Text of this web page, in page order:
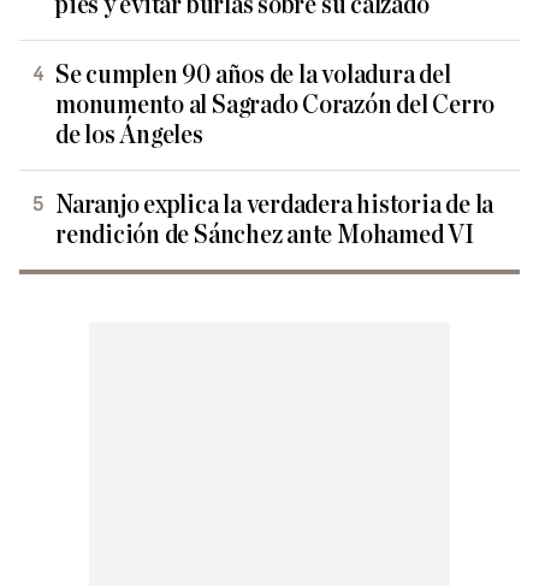
Se cumplen 90 años de la voladura del
monumento al Sagrado Corazón del Cerro
de los Ángeles
Naranjo explica la verdadera historia de la
rendición de Sánchez ante Mohamed VI